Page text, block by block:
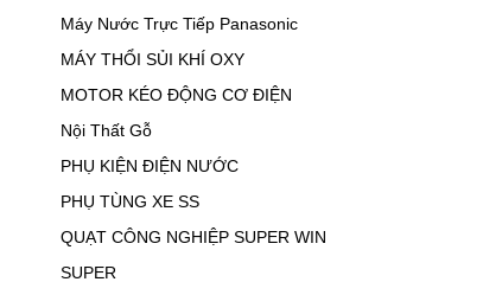
Máy Nước Trực Tiếp Panasonic
MÁY THỔI SỦI KHÍ OXY
MOTOR KÉO ĐỘNG CƠ ĐIỆN
Nội Thất Gỗ
PHỤ KIỆN ĐIỆN NƯỚC
PHỤ TÙNG XE SS
QUẠT CÔNG NGHIỆP SUPER WIN
SUPER